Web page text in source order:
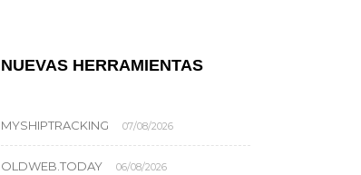
NUEVAS HERRAMIENTAS
MYSHIPTRACKING 07/08/2026
OLDWEB.TODAY 06/08/2026